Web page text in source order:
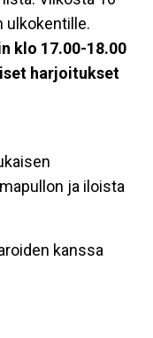
ulkokentille.
klo 17.00-18.00
harjoitukset
ja iloista
kanssa